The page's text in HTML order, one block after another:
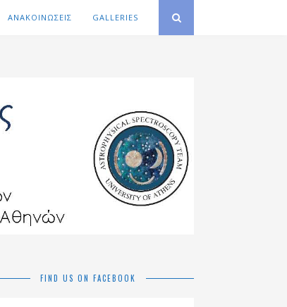
ΑΝΑΚΟΙΝΩΣΕΙΣ GALLERIES
FIND US ON FACEBOOK